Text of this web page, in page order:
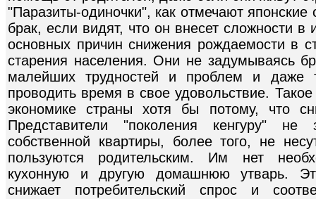
"Паразиты-одиночки", как отмечают японские
брак, если видят, что он внесет сложности в
основных причин снижения рождаемости в
старения населения. Они не задумываясь
малейших трудностей и проблем и даже
проводить время в свое удовольствие.
экономике страны хотя бы потому, что
Представители "поколения кенгуру" не
собственной квартиры, более того, не
пользуются родительским. Им нет
кухонную и другую домашнюю утварь.
снижает потребительский спрос и